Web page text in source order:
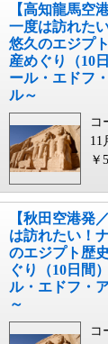
【高知龍馬空
一度は訪れた
悠久のエジプ
産めぐり（10
ール・エドフ
ル～
コ
11
￥
【秋田空港発
は訪れたい！
のエジプト歴
ぐり（10日間
ル・エドフ・
～
コ